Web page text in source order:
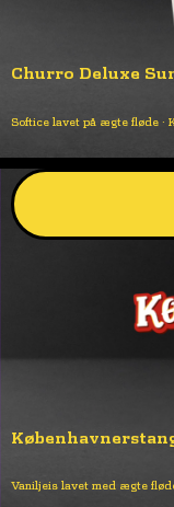
Churro Deluxe
Softice lavet på ægte fløde ·
Vaniljeis lavet med ægte